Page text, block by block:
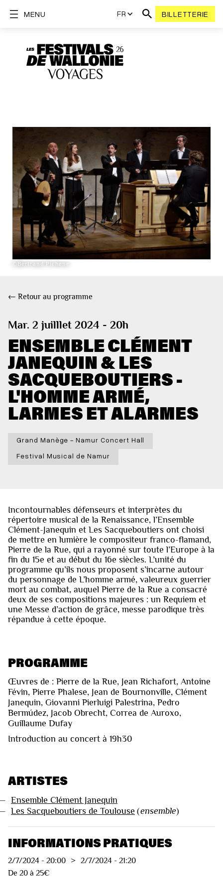
FR BILLETTERIE
MENU
©Bertrand Pichene
← Retour au programme
Mar. 2 juilllet 2024 - 20h
ENSEMBLE CLÉMENT
JANEQUIN & LES
SACQUEBOUTIERS -
L'HOMME ARMÉ,
LARMES ET ALARMES
Grand Manège - Namur Concert Hall
Festival Musical de Namur
Incontournables défenseurs et interprètes du
répertoire musical de la Renaissance, l’Ensemble
Clément-Janequin et Les Sacqueboutiers ont choisi
de mettre en lumière le compositeur franco-flamand,
Pierre de la Rue, qui a rayonné sur toute l’Europe à la
fin du 15e et au début du 16e siècles. L’unité du
programme qu’ils nous proposent s’incarne autour
du personnage de L’homme armé, valeureux guerrier
mort au combat, auquel Pierre de la Rue a consacré
deux de ses compositions majeures : un Requiem et
une Messe d’action de grâce, messe parodique très
répandue à cette époque.
PROGRAMME
Œuvres de : Pierre de la Rue, Jean Richafort, Antoine
Févin, Pierre Phalese, Jean de Bournonville, Clément
Janequin, Giovanni Pierluigi Palestrina, Pedro
Bermúdez, Jacob Obrecht, Correa de Auroxo,
Guillaume Dufay
Introduction au concert à 19h30
ARTISTES
Ensemble Clément Janequin
Les Sacqueboutiers de Toulouse (ensemble)
INFORMATIONS PRATIQUES
2/7/2024 - 20:00 > 2/7/2024 - 21:20
De 20 à 25€